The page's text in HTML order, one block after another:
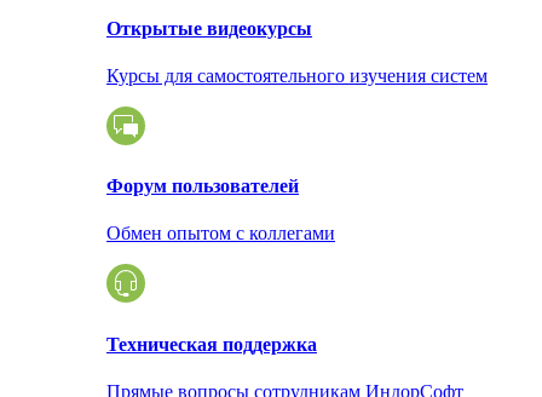
Открытые видеокурсы
Курсы для самостоятельного изучения систем
Форум пользователей
Обмен опытом с коллегами
Техническая поддержка
Прямые вопросы сотрудникам ИндорСофт